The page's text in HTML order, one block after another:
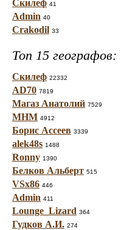
Скилеф 41
Admin 40
Crakodil 33
Топ 15 географов:
Скилеф 22332
AD70 7819
Магаз Анатолий 7529
МНМ 4912
Борис Ассеев 3339
alek48s 1488
Ronny 1390
Белков Альберт 515
VSx86 446
Admin 411
Lounge_Lizard 364
Гудков А.И. 274